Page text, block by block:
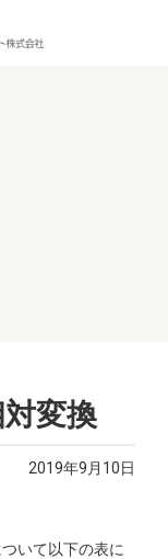
変換
2019年9月10日
いて以下の表に